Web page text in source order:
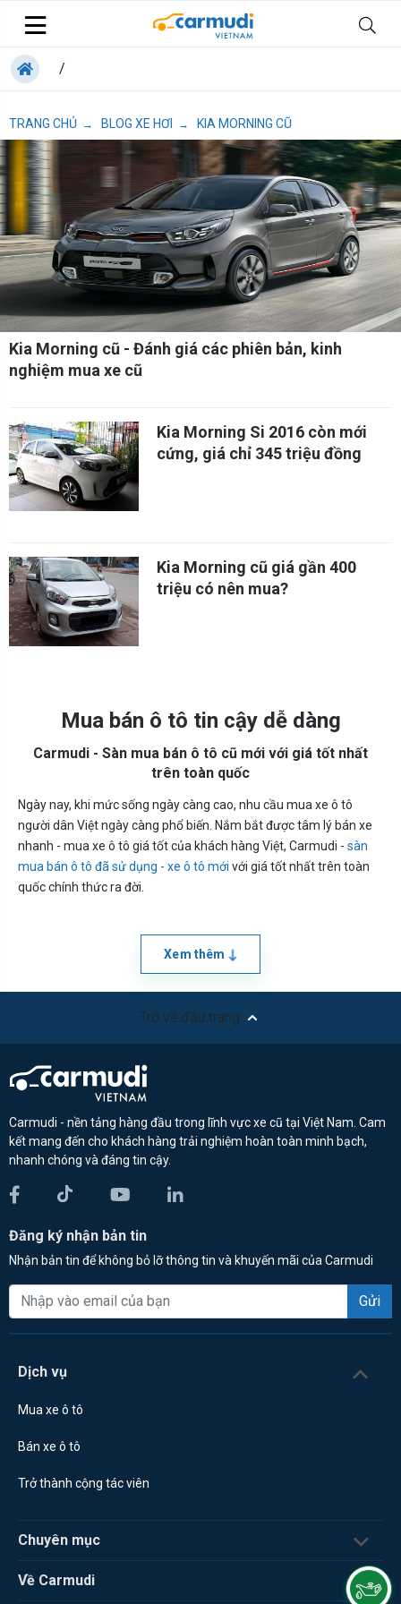
/
TRANG CHỦ → BLOG XE HƠI → KIA MORNING CŨ
Kia Morning cũ - Đánh giá các phiên bản, kinh
nghiệm mua xe cũ
Kia Morning Si 2016 còn mới
cứng, giá chỉ 345 triệu đồng
Kia Morning cũ giá gần 400
triệu có nên mua?
Mua bán ô tô tin cậy dễ dàng
Carmudi - Sàn mua bán ô tô cũ mới với giá tốt nhất
trên toàn quốc
Ngày nay, khi mức sống ngày càng cao, nhu cầu mua xe ô tô
người dân Việt ngày càng phổ biến. Nắm bắt được tâm lý bán xe
nhanh - mua xe ô tô giá tốt của khách hàng Việt, Carmudi - sàn
mua bán ô tô đã sử dụng - xe ô tô mới với giá tốt nhất trên toàn
quốc chính thức ra đời.
Xem thêm
Trở về đầu trang
Carmudi - nền tảng hàng đầu trong lĩnh vực xe cũ tại Việt Nam. Cam
kết mang đến cho khách hàng trải nghiệm hoàn toàn minh bạch,
nhanh chóng và đáng tin cậy.
Đăng ký nhận bản tin
Nhận bản tin để không bỏ lỡ thông tin và khuyến mãi của Carmudi
Gửi
Dịch vụ
Mua xe ô tô
Bán xe ô tô
Trở thành cộng tác viên
Chuyên mục
Về Carmudi